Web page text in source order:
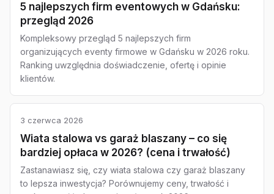
5 najlepszych firm eventowych w Gdańsku:
przegląd 2026
Kompleksowy przegląd 5 najlepszych firm
organizujących eventy firmowe w Gdańsku w 2026 roku.
Ranking uwzględnia doświadczenie, ofertę i opinie
klientów.
3 czerwca 2026
Wiata stalowa vs garaż blaszany – co się
bardziej opłaca w 2026? (cena i trwałość)
Zastanawiasz się, czy wiata stalowa czy garaż blaszany
to lepsza inwestycja? Porównujemy ceny, trwałość i